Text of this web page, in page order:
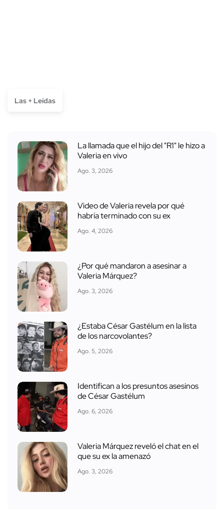
Las + Leídas
La llamada que el hijo del "R1" le hizo a
Valeria en vivo
Ago. 3, 2026
Video de Valeria revela por qué
habría terminado con su ex
Ago. 4, 2026
¿Por qué mandaron a asesinar a
Valeria Márquez?
Ago. 3, 2026
¿Estaba César Gastélum en la lista
de los narcovolantes?
Ago. 5, 2026
Identifican a los presuntos asesinos
de César Gastélum
Ago. 6, 2026
Valeria Márquez reveló el chat en el
que su ex la amenazó
Ago. 3, 2026